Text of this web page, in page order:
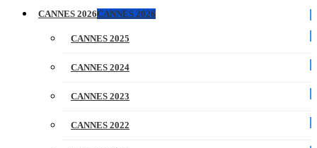
CANNES 2026CANNES 2026
CANNES 2025
CANNES 2024
CANNES 2023
CANNES 2022